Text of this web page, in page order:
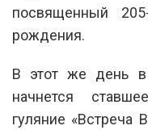
посвященный
рождения.
В этот же день
начнется
гуляние «Встреча